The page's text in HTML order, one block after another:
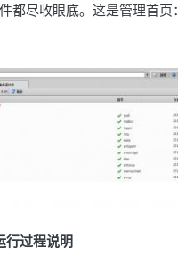
都尽收眼底。这是管理首页：
过程说明